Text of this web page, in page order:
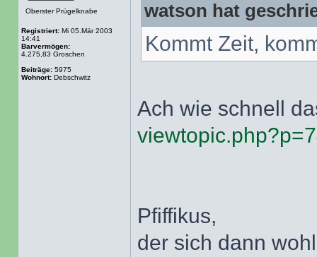
Oberster Prügelknabe
Registriert: Mi 05.Mär 2003
14:41
Barvermögen:
4.275,83 Groschen
Beiträge: 5975
Wohnort: Debschwitz
watson hat
Kommt Zeit,
Ach wie schnell
Pfiffikus,
der sich dann